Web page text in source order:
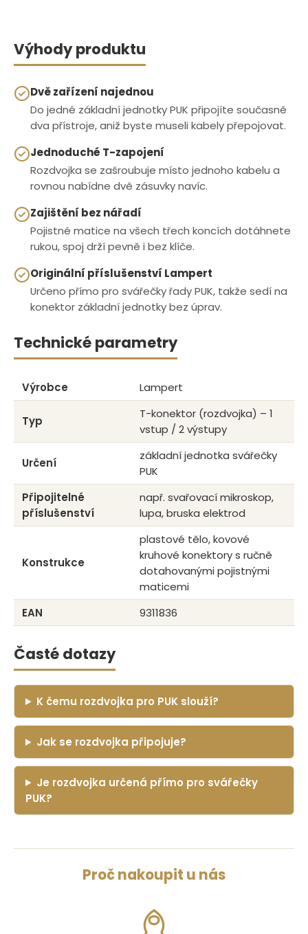
Výhody produktu
Dvě zařízení najednou
Do jedné základní jednotky PUK připojíte současně
dva přístroje, aniž byste museli kabely přepojovat.
Jednoduché T-zapojení
Rozdvojka se zašroubuje místo jednoho kabelu a
rovnou nabídne dvě zásuvky navíc.
Zajištění bez nářadí
Pojistné matice na všech třech koncích dotáhnete
rukou, spoj drží pevně i bez klíče.
Originální příslušenství Lampert
Určeno přímo pro svářečky řady PUK, takže sedí na
konektor základní jednotky bez úprav.
Technické parametry
Výrobce Lampert
Typ
T-konektor (rozdvojka) – 1
vstup / 2 výstupy
Určení
základní jednotka svářečky
PUK
Připojitelné
příslušenství
např. svařovací mikroskop,
lupa, bruska elektrod
Konstrukce
plastové tělo, kovové
kruhové konektory s ručně
dotahovanými pojistnými
maticemi
EAN
9311836
Časté dotazy
K čemu rozdvojka pro PUK slouží?
Jak se rozdvojka připojuje?
Je rozdvojka určená přímo pro svářečky
PUK?
Proč nakoupit u nás